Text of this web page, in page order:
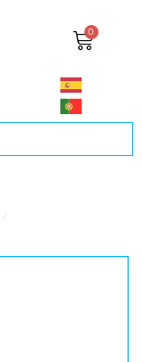
0
/